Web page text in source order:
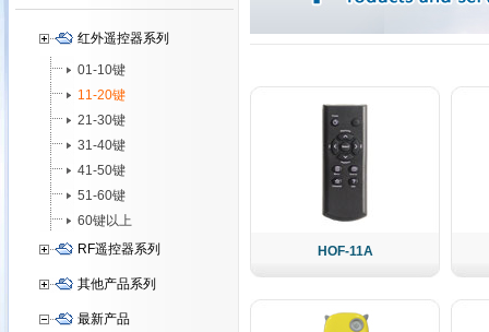
红外遥控器系列
01-10键
11-20键
21-30键
31-40键
41-50键
51-60键
60键以上
RF遥控器系列
其他产品系列
最新产品
HOF-11A